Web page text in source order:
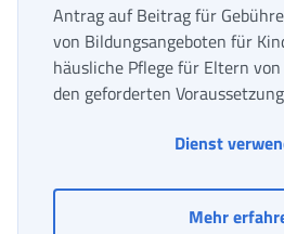
Antrag auf Beitrag für
von Bildungsangeboten für
häusliche Pflege für Eltern
den geforderten
Dienst
Mehr